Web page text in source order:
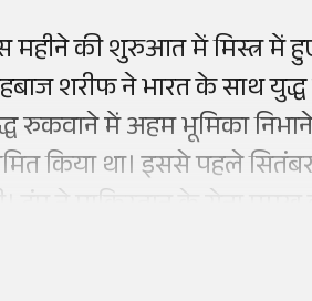
महीने की शुरुआत में मिस्त्र में
शरीफ ने भारत के साथ युद्ध
रुकवाने में अहम भूमिका
किया था। इससे पहले
थी। ट्रंप ने पाकिस्तान के सेना